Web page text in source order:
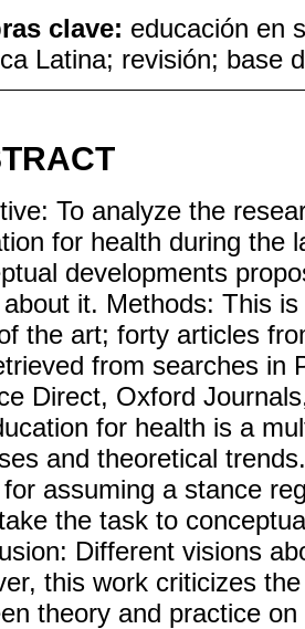
clave: educación en
Latina; revisión; base
To analyze the
for health during the
developments
it. Methods: This
the art; forty articles
from searches in
Direct, Oxford
for health is a
and theoretical
assuming a stance
the task to
Different visions
this work criticizes
theory and practice